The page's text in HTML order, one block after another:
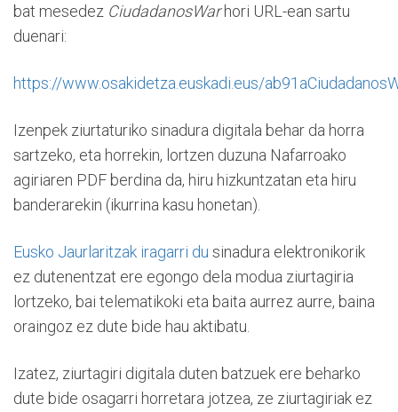
bat mesedez CiudadanosWarhori URL-ean sartu
duenari:
https://www.osakidetza.euskadi.eus/
Izenpek ziurtaturiko sinadura digitala behar da horra
sartzeko, eta horrekin, lortzen duzuna Nafarroako
agiriaren PDF berdina da, hiru hizkuntzatan eta hiru
banderarekin (ikurrina kasu honetan).
Eusko Jaurlaritzak iragarri du sinadura elektronikorik
ez dutenentzat ere egongo dela modua ziurtagiria
lortzeko, bai telematikoki eta baita aurrez aurre, baina
oraingoz ez dute bide hau aktibatu.
Izatez, ziurtagiri digitala duten batzuek ere beharko
dute bide osagarri horretara jotzea, ze ziurtagiriak ez